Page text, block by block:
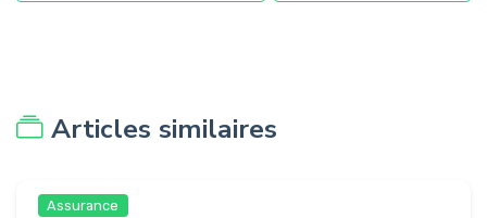
Articles similaires
Assurance